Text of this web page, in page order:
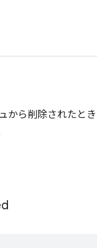
から削除されたと